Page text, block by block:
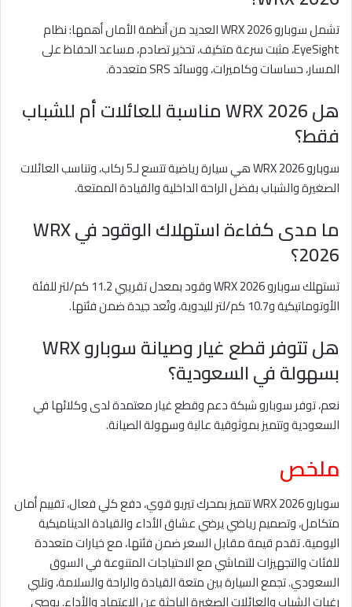
تشمل سوبارو WRX 2026 العديد من أنظمة الأمان أهمها: نظام
EyeSight، مثبت سرعة متكيف، تحذير تصادم، مساعد الحفاظ على
المسار، حساسات وكاميرات، ووسائد SRS متعددة.
هل WRX 2026 مناسبة للعائلات أم للشباب
فقط؟
سوبارو WRX 2026 هي سيارة رياضية تتسع لـ5 ركاب، وتناسب العائلات
الصغيرة والشباب بفضل الراحة الداخلية والقيادة الممتعة.
ما مدى كفاءة استهلاك الوقود في WRX
2026؟
تستهلك سوبارو WRX 2026 وقود بمعدل تقريبي 11.2 كم/لتر للفئة
الأوتوماتيكية و10.7 كم/لتر لليدوية، وتُعد جيدة ضمن فئتها.
هل تتوفر قطع غيار وصيانة سوبارو WRX
بسهولة في السعودية؟
نعم، توفر سوبارو شبكة دعم وقطع غيار معتمدة لدى وكلائها في
السعودية وتتميز بموثوقية عالية وسهولة الصيانة.
ملخص
سوبارو WRX 2026 تتميز بمحرك تيربو قوي، دفع كلي فعال، تقييم أمان
متكامل، وتصميم رياضي يرضي عشاق الأداء والقيادة الديناميكية
اليومية. تقدم قيمة مقابل السعر ضمن فئتها، مع خيارات متعددة
للفئات والتجهيزات للتماشي مع الاحتياجات المتنوعة في السوق
السعودي. تجمع السيارة بين متعة القيادة والراحة والسلامة، وتلبي
رغبات الشباب والعائلات الصغيرة الباحثة عن الاعتماد والأداء. يوصي